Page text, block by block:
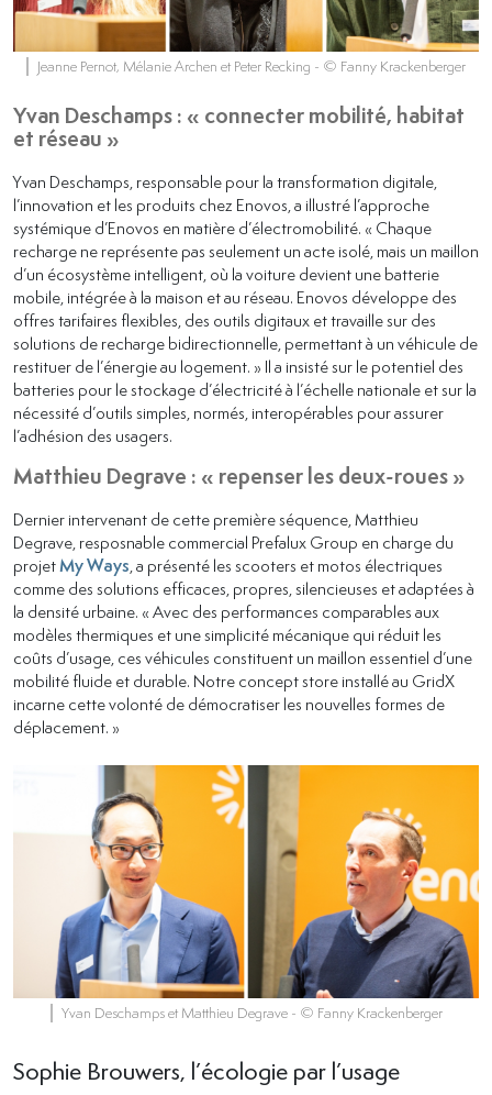
Jeanne Pernot, Mélanie Archen et Peter Recking - © Fanny Krackenberger
Yvan Deschamps : « connecter mobilité, habitat
et réseau »
Yvan Deschamps, responsable pour la transformation digitale,
l’innovation et les produits chez Enovos, a illustré l’approche
systémique d’Enovos en matière d’électromobilité. « Chaque
recharge ne représente pas seulement un acte isolé, mais un maillon
d’un écosystème intelligent, où la voiture devient une batterie
mobile, intégrée à la maison et au réseau. Enovos développe des
offres tarifaires flexibles, des outils digitaux et travaille sur des
solutions de recharge bidirectionnelle, permettant à un véhicule de
restituer de l’énergie au logement. » Il a insisté sur le potentiel des
batteries pour le stockage d’électricité à l’échelle nationale et sur la
nécessité d’outils simples, normés, interopérables pour assurer
l’adhésion des usagers.
Matthieu Degrave : « repenser les deux-roues »
Dernier intervenant de cette première séquence, Matthieu
Degrave, resposnable commercial Prefalux Group en charge du
projetMy Ways , a présenté les scooters et motos électriques
comme des solutions efficaces, propres, silencieuses et adaptées à
la densité urbaine. « Avec des performances comparables aux
modèles thermiques et une simplicité mécanique qui réduit les
coûts d’usage, ces véhicules constituent un maillon essentiel d’une
mobilité fluide et durable. Notre concept store installé au GridX
incarne cette volonté de démocratiser les nouvelles formes de
déplacement. »
Yvan Deschamps et Matthieu Degrave - © Fanny Krackenberger
Sophie Brouwers, l’écologie par l’usage